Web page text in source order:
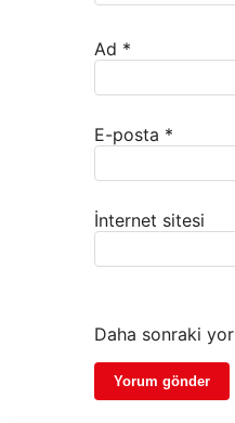
Ad *
E-posta *
İnternet sitesi
Daha sonraki